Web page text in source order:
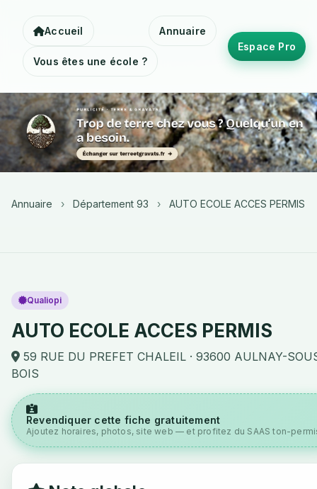
Accueil Annuaire
Vous êtes une école ?
Espace Pro
Annuaire › Département 93 › AUTO ECOLE ACCES PERMIS
Qualiopi
AUTO ECOLE ACCES PERMIS
59 RUE DU PREFET CHALEIL · 93600 AULNAY-
BOIS
Revendiquer cette fiche gratuitement
Ajoutez horaires, photos, site web — et profitez du SAAS ton-